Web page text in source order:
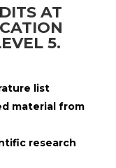
AT
5.
list
material from
research